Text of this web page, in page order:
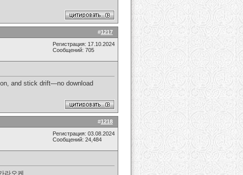
#1217
Регистрация: 17.10.2024
Сообщений: 705
and stick drift—no download
#1218
Регистрация: 03.08.2024
Сообщений: 24,484
라오케